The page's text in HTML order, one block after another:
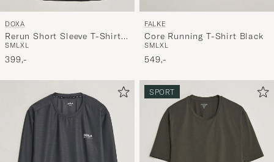
DOXA
Rerun Short Sleeve T-Shirt
Black
SMLXL
399,-
FALKE
Core Running T-Shirt Black
SMLXL
549,-
SPORT